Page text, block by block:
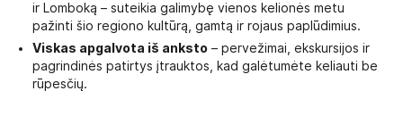
ir Lomboką – suteikia galimybę vienos kelionės metu
pažinti šio regiono kultūrą, gamtą ir rojaus paplūdimius.
Viskas apgalvota iš anksto – pervežimai, ekskursijos ir
pagrindinės patirtys įtrauktos, kad galėtumėte keliauti be
rūpesčių.